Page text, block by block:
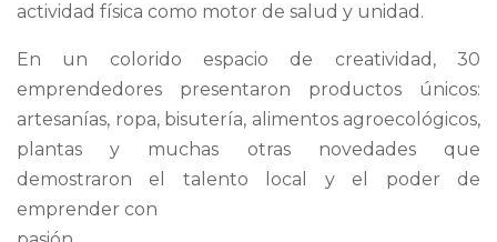
actividad física como motor de salud y unidad.
En un colorido espacio de creatividad, 30
emprendedores presentaron productos únicos:
artesanías, ropa, bisutería, alimentos agroecológicos,
plantas y muchas otras novedades que
demostraron el talento local y el poder de
emprender con